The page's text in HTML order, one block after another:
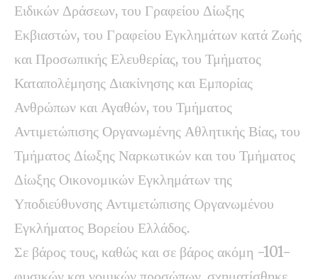
Ειδικών Δράσεων, του Γραφείου Δίωξης
Εκβιαστών, του Γραφείου Εγκλημάτων κατά Ζωής
και Προσωπικής Ελευθερίας, του Τμήματος
Καταπολέμησης Διακίνησης και Εμπορίας
Ανθρώπων και Αγαθών, του Τμήματος
Αντιμετώπισης Οργανωμένης Αθλητικής Βίας, του
Τμήματος Δίωξης Ναρκωτικών και του Τμήματος
Δίωξης Οικονομικών Εγκλημάτων της
Υποδιεύθυνσης Αντιμετώπισης Οργανωμένου
Εγκλήματος Βορείου Ελλάδος.
Σε βάρος τους, καθώς και σε βάρος ακόμη -101-